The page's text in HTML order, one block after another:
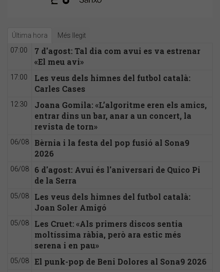
Última hora Més llegit
07:00
7 d'agost: Tal dia com avui es va estrenar
«El meu avi»
17:00
Les veus dels himnes del futbol català:
Carles Cases
12:30
Joana Gomila: «L’algoritme eren els amics,
entrar dins un bar, anar a un concert, la
revista de torn»
06/08
Bèrnia i la festa del pop fusió al Sona9
2026
06/08
6 d'agost: Avui és l'aniversari de Quico Pi
de la Serra
05/08
Les veus dels himnes del futbol català:
Joan Soler Amigó
05/08
Les Cruet: «Als primers discos sentia
moltíssima ràbia, però ara estic més
serena i en pau»
05/08 El punk-pop de Beni Dolores al Sona9 2026